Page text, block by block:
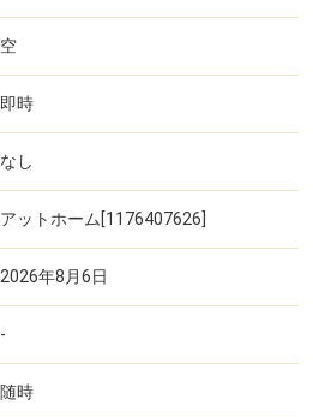
空
即時
なし
アットホーム[1176407626]
2026年8月6日
-
随時